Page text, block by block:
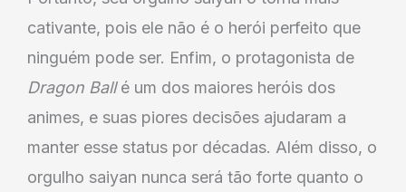
cativante, pois ele não é o herói perfeito que
ninguém pode ser. Enfim, o protagonista de
Dragon Ballé um dos maiores heróis dos
animes, e suas piores decisões ajudaram a
manter esse status por décadas. Além disso, o
orgulho saiyan nunca será tão forte quanto o